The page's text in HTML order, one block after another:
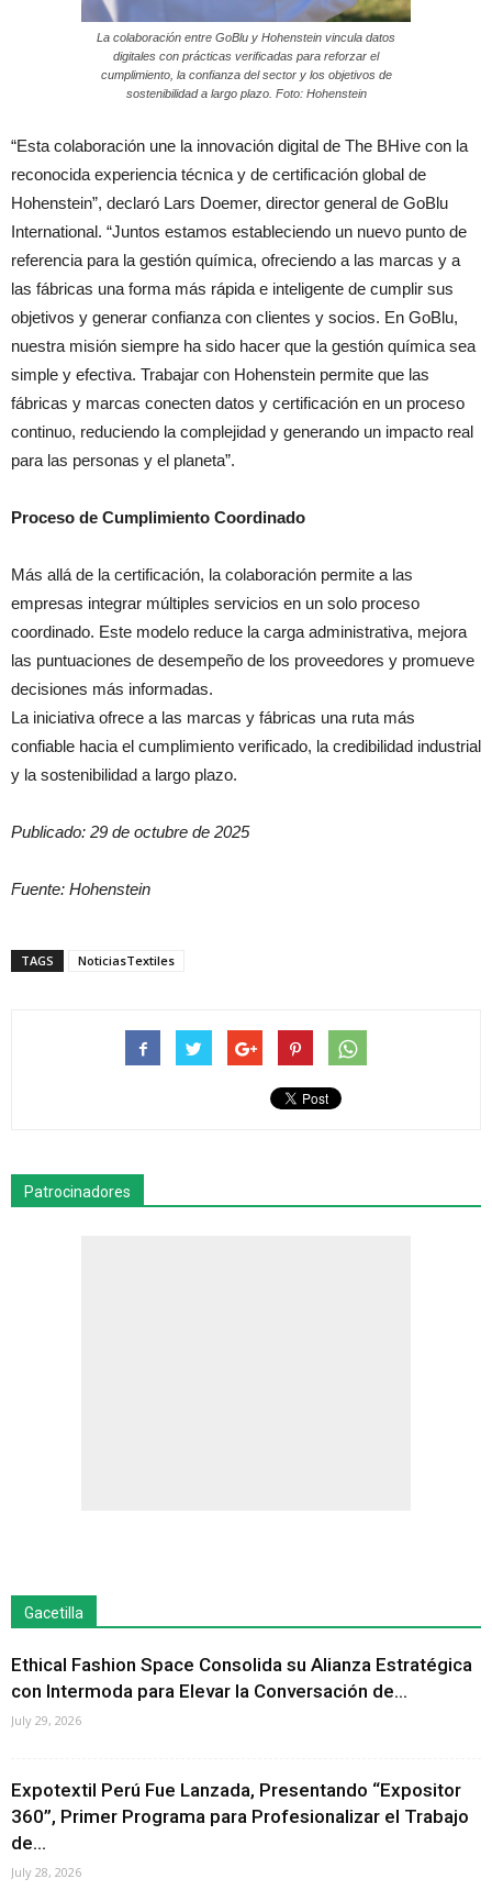
La colaboración entre GoBlu y Hohenstein vincula datos
digitales con prácticas verificadas para reforzar el
cumplimiento, la confianza del sector y los objetivos de
sostenibilidad a largo plazo. Foto: Hohenstein
“Esta colaboración une la innovación digital de The BHive con la
reconocida experiencia técnica y de certificación global de
Hohenstein”, declaró Lars Doemer, director general de GoBlu
International. “Juntos estamos estableciendo un nuevo punto de
referencia para la gestión química, ofreciendo a las marcas y a
las fábricas una forma más rápida e inteligente de cumplir sus
objetivos y generar confianza con clientes y socios. En GoBlu,
nuestra misión siempre ha sido hacer que la gestión química sea
simple y efectiva. Trabajar con Hohenstein permite que las
fábricas y marcas conecten datos y certificación en un proceso
continuo, reduciendo la complejidad y generando un impacto real
para las personas y el planeta”.
Proceso de Cumplimiento Coordinado
Más allá de la certificación, la colaboración permite a las
empresas integrar múltiples servicios en un solo proceso
coordinado. Este modelo reduce la carga administrativa, mejora
las puntuaciones de desempeño de los proveedores y promueve
decisiones más informadas.
La iniciativa ofrece a las marcas y fábricas una ruta más
confiable hacia el cumplimiento verificado, la credibilidad industrial
y la sostenibilidad a largo plazo.
Publicado: 29 de octubre de 2025
Fuente: Hohenstein
TAGS NoticiasTextiles
Patrocinadores
Gacetilla
Ethical Fashion Space Consolida su Alianza Estratégica
con Intermoda para Elevar la Conversación de...
July 29, 2026
Expotextil Perú Fue Lanzada, Presentando “Expositor
360”, Primer Programa para Profesionalizar el Trabajo
de...
July 28, 2026